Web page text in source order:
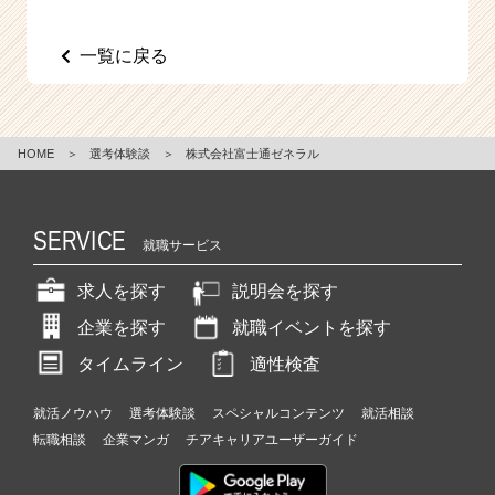
一覧に戻る
HOME ＞ 選考体験談 ＞ 株式会社富士通ゼネラル
SERVICE 就職サービス
求人を探す
説明会を探す
企業を探す
就職イベントを探す
タイムライン
適性検査
就活ノウハウ 選考体験談 スペシャルコンテンツ
就活相談
転職相談
企業マンガ チアキャリアユーザーガイド